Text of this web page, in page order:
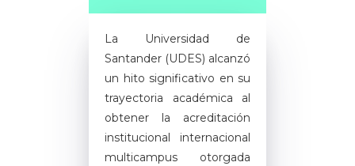
La Universidad de
Santander (UDES) alcanzó
un hito significativo en su
trayectoria académica al
obtener la acreditación
institucional internacional
multicampus otorgada